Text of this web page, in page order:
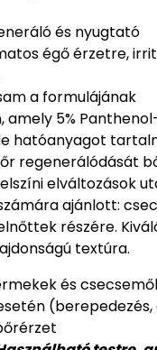
és nyugtató
égő érzetre,
a formulájának
amely 5%
hatóanyagot
regenerálódását
elváltozások
ajánlott:
részére.
textúra.
és
(berepedezés,